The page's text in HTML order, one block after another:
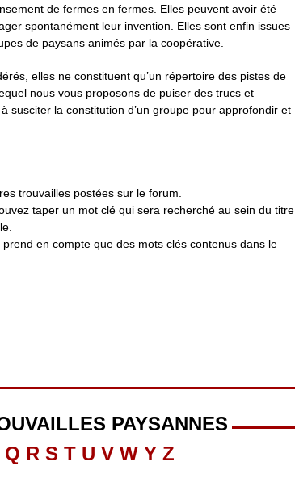
de fermes en fermes. Elles peuvent avoir été
spontanément leur invention. Elles sont enfin issues
de paysans animés par la coopérative.
elles ne constituent qu’un répertoire des pistes de
nous vous proposons de puiser des trucs et
susciter la constitution d’un groupe pour approfondir et
trouvailles postées sur le forum.
taper un mot clé qui sera recherché au sein du titre
en compte que des mots clés contenus dans le
PAYSANNES
Q R S T U V W Y Z